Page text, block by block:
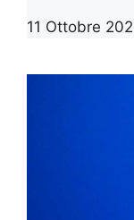
11 Ottobre